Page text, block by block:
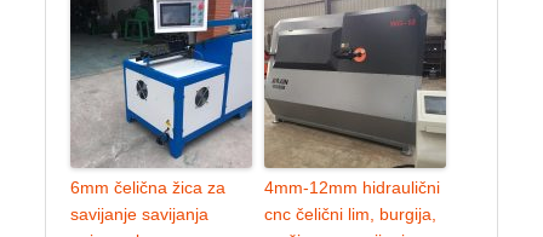
6mm čelična žica za
savijanje savijanja
4mm-12mm hidraulični
cnc čelični lim, burgija,